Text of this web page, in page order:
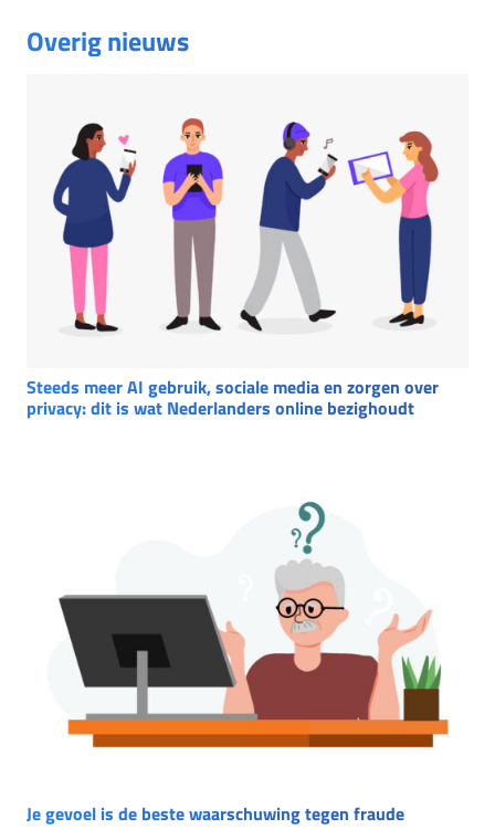
Overig nieuws
Steeds meer AI gebruik, sociale media en zorgen over
privacy: dit is wat Nederlanders online bezighoudt
Je gevoel is de beste waarschuwing tegen fraude